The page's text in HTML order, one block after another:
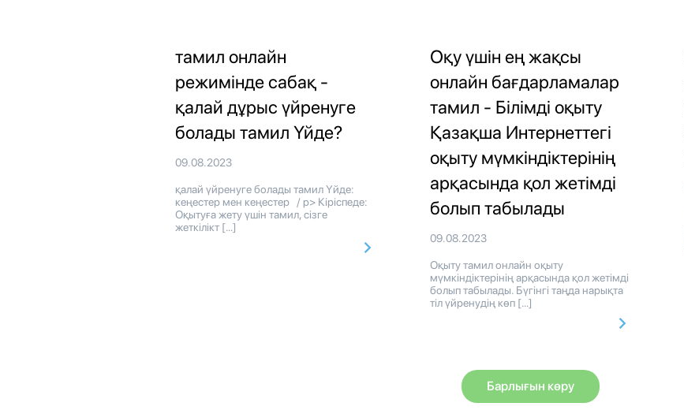
тамил онлайн
режимінде сабақ -
қалай дұрыс үйренуге
болады тамил Үйде?
09.08.2023
қалай үйренуге болады тамил Үйде:
кеңестер мен кеңестер / p> Кіріспеде:
Оқытуға жету үшін тамил, сізге
жеткілікт […]
Оқу үшін ең жақсы
онлайн бағдарламалар
тамил - Білімді оқыту
Қазақша Интернеттегі
оқыту мүмкіндіктерінің
арқасында қол жетімді
болып табылады
09.08.2023
Оқыту тамил онлайн оқыту
мүмкіндіктерінің арқасында қол жетімді
болып табылады. Бүгінгі таңда нарықта
тіл үйренудің көп […]
Барлығын көру